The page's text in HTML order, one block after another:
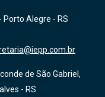
Porto Alegre - RS
de São Gabriel,
- RS